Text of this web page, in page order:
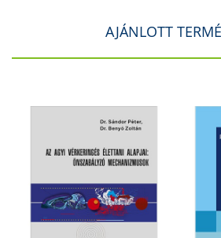
AJÁNLOTT